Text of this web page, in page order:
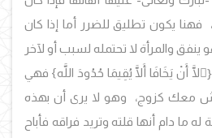
فهنا يكون تطليق للضرر أما إذا كان
والمرأة لا تحتمله لسبب أو لآخر
{ِلَّا أَنْ يَخَافَا أَلَّا يُقِيمَا حُدُودَ اللَّه} فهي
معك كزوج، وهو لا يرى أن بهذه
ما دام أنها قلته وتريد فراقه فأباح